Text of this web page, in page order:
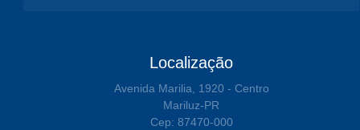
Localização
Avenida Marilia, 1920 - Centro
Mariluz-PR
Cep: 87470-000